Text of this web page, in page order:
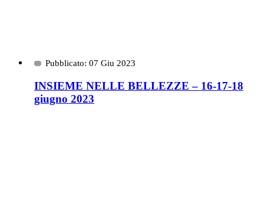
Pubblicato: 07 Giu 2023
INSIEME NELLE BELLEZZE – 16-17-18
giugno 2023